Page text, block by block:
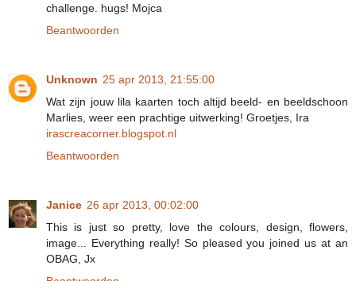
challenge. hugs! Mojca
Beantwoorden
Unknown 25 apr 2013, 21:55:00
Wat zijn jouw lila kaarten toch altijd beeld- en beeldschoon
Marlies, weer een prachtige uitwerking! Groetjes, Ira
irascreacorner.blogspot.nl
Beantwoorden
Janice 26 apr 2013, 00:02:00
This is just so pretty, love the colours, design, flowers,
image... Everything really! So pleased you joined us at an
OBAG, Jx